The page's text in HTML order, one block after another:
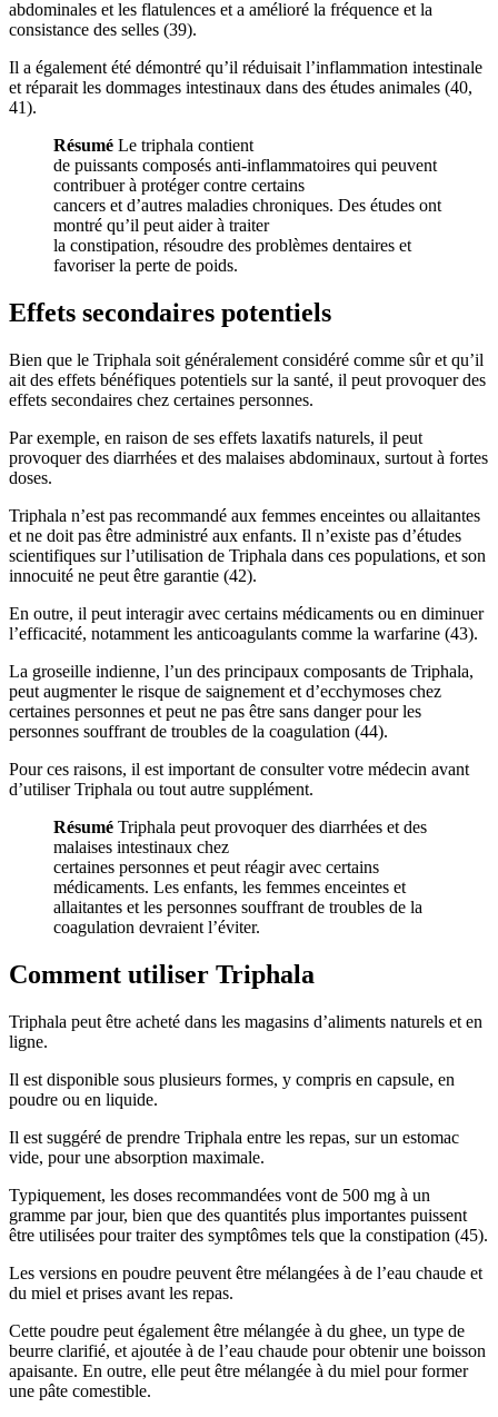
abdominales et les flatulences et a amélioré la fréquence et la
consistance des selles (39).
Il a également été démontré qu’il réduisait l’inflammation intestinale
et réparait les dommages intestinaux dans des études animales (40,
41).
Résumé Le triphala contient
de puissants composés anti-inflammatoires qui peuvent
contribuer à protéger contre certains
cancers et d’autres maladies chroniques. Des études ont
montré qu’il peut aider à traiter
la constipation, résoudre des problèmes dentaires et
favoriser la perte de poids.
Effets secondaires potentiels
Bien que le Triphala soit généralement considéré comme sûr et qu’il
ait des effets bénéfiques potentiels sur la santé, il peut provoquer des
effets secondaires chez certaines personnes.
Par exemple, en raison de ses effets laxatifs naturels, il peut
provoquer des diarrhées et des malaises abdominaux, surtout à fortes
doses.
Triphala n’est pas recommandé aux femmes enceintes ou allaitantes
et ne doit pas être administré aux enfants. Il n’existe pas d’études
scientifiques sur l’utilisation de Triphala dans ces populations, et son
innocuité ne peut être garantie (42).
En outre, il peut interagir avec certains médicaments ou en diminuer
l’efficacité, notamment les anticoagulants comme la warfarine (43).
La groseille indienne, l’un des principaux composants de Triphala,
peut augmenter le risque de saignement et d’ecchymoses chez
certaines personnes et peut ne pas être sans danger pour les
personnes souffrant de troubles de la coagulation (44).
Pour ces raisons, il est important de consulter votre médecin avant
d’utiliser Triphala ou tout autre supplément.
Résumé Triphala peut provoquer des diarrhées et des
malaises intestinaux chez
certaines personnes et peut réagir avec certains
médicaments. Les enfants, les femmes enceintes et
allaitantes et les personnes souffrant de troubles de la
coagulation devraient l’éviter.
Comment utiliser Triphala
Triphala peut être acheté dans les magasins d’aliments naturels et en
ligne.
Il est disponible sous plusieurs formes, y compris en capsule, en
poudre ou en liquide.
Il est suggéré de prendre Triphala entre les repas, sur un estomac
vide, pour une absorption maximale.
Typiquement, les doses recommandées vont de 500 mg à un
gramme par jour, bien que des quantités plus importantes puissent
être utilisées pour traiter des symptômes tels que la constipation (45).
Les versions en poudre peuvent être mélangées à de l’eau chaude et
du miel et prises avant les repas.
Cette poudre peut également être mélangée à du ghee, un type de
beurre clarifié, et ajoutée à de l’eau chaude pour obtenir une boisson
apaisante. En outre, elle peut être mélangée à du miel pour former
une pâte comestible.